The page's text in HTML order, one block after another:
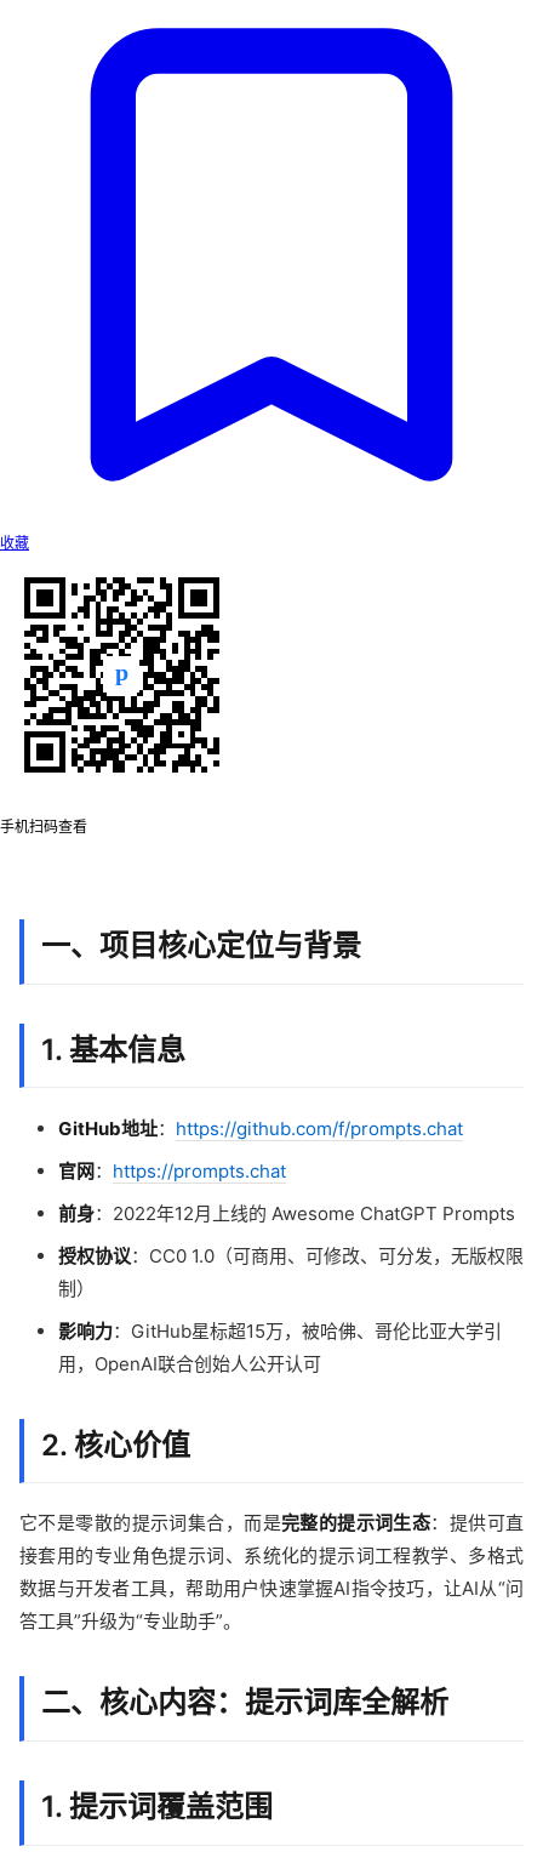
收藏
手机扫码查看
一、项目核心定位与背景
1. 基本信息
GitHub地址： https://github.com/f/prompts.chat
官网： https://prompts.chat
前身：2022年12月上线的 Awesome ChatGPT Prompts
授权协议：CC0 1.0（可商用、可修改、可分发，无版权限
制）
影响力：GitHub星标超15万，被哈佛、哥伦比亚大学引
用，OpenAI联合创始人公开认可
2. 核心价值
它不是零散的提示词集合，而是完整的提示词生态：提供可直
接套用的专业角色提示词、系统化的提示词工程教学、多格式
数据与开发者工具，帮助用户快速掌握AI指令技巧，让AI从“问
答工具”升级为“专业助手”。
二、核心内容：提示词库全解析
1. 提示词覆盖范围